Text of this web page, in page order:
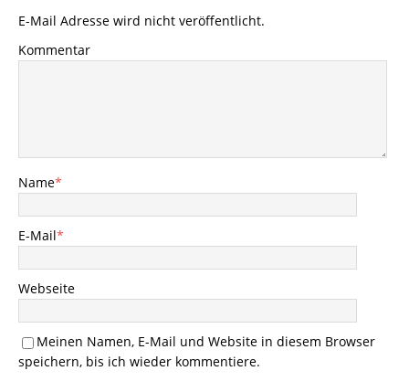
E-Mail Adresse wird nicht veröffentlicht.
Kommentar
Name*
E-Mail*
Webseite
Meinen Namen, E-Mail und Website in diesem Browser
speichern, bis ich wieder kommentiere.